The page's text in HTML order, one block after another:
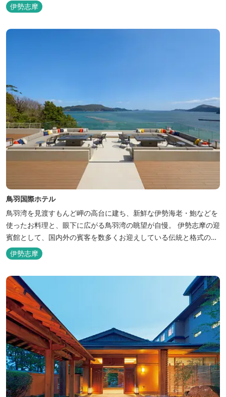
ナをはじめました。
伊勢志摩
鳥羽国際ホテル
鳥羽湾を見渡すもんど岬の高台に建ち、新鮮な伊勢海老・鮑などを
使ったお料理と、眼下に広がる鳥羽湾の眺望が自慢。 伊勢志摩の迎
賓館として、国内外の賓客を数多くお迎えしている伝統と格式のあ
るホテルです。 【2024年3月25日リニューアル】 クラブラウンジ
アクセス付の新客室「オーシャンビュースイート・クラブ」が誕
生！ エントランスやフロント、ザ・ロビーラウンジ、パールオーシ
ャンテラ...
伊勢志摩